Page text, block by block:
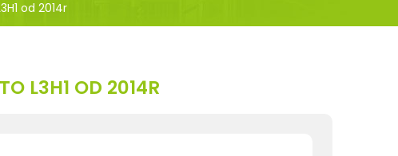
od 2014r
L3H1 OD 2014R